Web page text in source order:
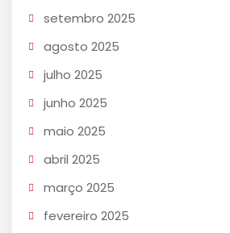
setembro 2025
agosto 2025
julho 2025
junho 2025
maio 2025
abril 2025
março 2025
fevereiro 2025